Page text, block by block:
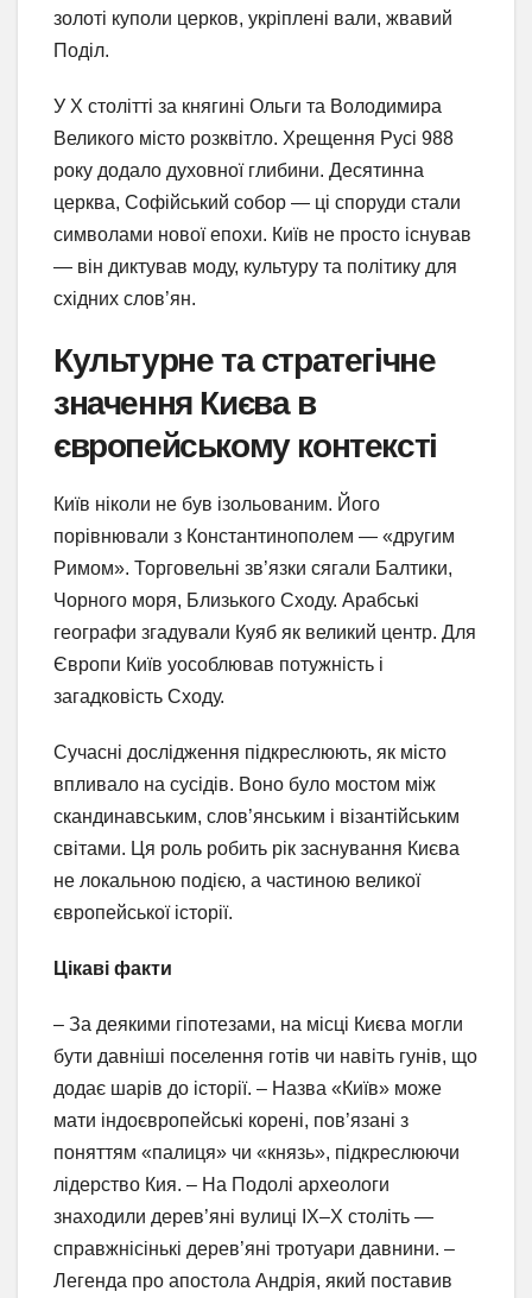
золоті куполи церков, укріплені вали, жвавий
Поділ.
У X столітті за княгині Ольги та Володимира
Великого місто розквітло. Хрещення Русі 988
року додало духовної глибини. Десятинна
церква, Софійський собор — ці споруди стали
символами нової епохи. Київ не просто існував
— він диктував моду, культуру та політику для
східних слов’ян.
Культурне та стратегічне
значення Києва в
європейському контексті
Київ ніколи не був ізольованим. Його
порівнювали з Константинополем — «другим
Римом». Торговельні зв’язки сягали Балтики,
Чорного моря, Близького Сходу. Арабські
географи згадували Куяб як великий центр. Для
Європи Київ уособлював потужність і
загадковість Сходу.
Сучасні дослідження підкреслюють, як місто
впливало на сусідів. Воно було мостом між
скандинавським, слов’янським і візантійським
світами. Ця роль робить рік заснування Києва
не локальною подією, а частиною великої
європейської історії.
Цікаві факти
– За деякими гіпотезами, на місці Києва могли
бути давніші поселення готів чи навіть гунів, що
додає шарів до історії. – Назва «Київ» може
мати індоєвропейські корені, пов’язані з
поняттям «палиця» чи «князь», підкреслюючи
лідерство Кия. – На Подолі археологи
знаходили дерев’яні вулиці IX–X століть —
справжнісінькі дерев’яні тротуари давнини. –
Легенда про апостола Андрія, який поставив